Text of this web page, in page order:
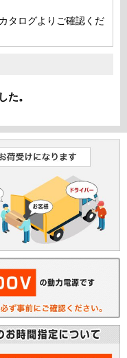
タログよりご確認くだ
た。